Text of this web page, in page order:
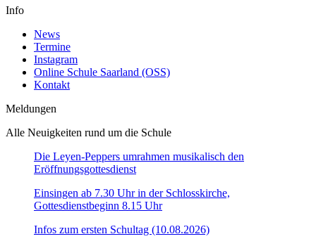
Info
News
Termine
Instagram
Online Schule Saarland (OSS)
Kontakt
Meldungen
Alle Neuigkeiten rund um die Schule
Die Leyen-Peppers umrahmen musikalisch den
Eröffnungsgottesdienst
Einsingen ab 7.30 Uhr in der Schlosskirche,
Gottesdienstbeginn 8.15 Uhr
Infos zum ersten Schultag (10.08.2026)